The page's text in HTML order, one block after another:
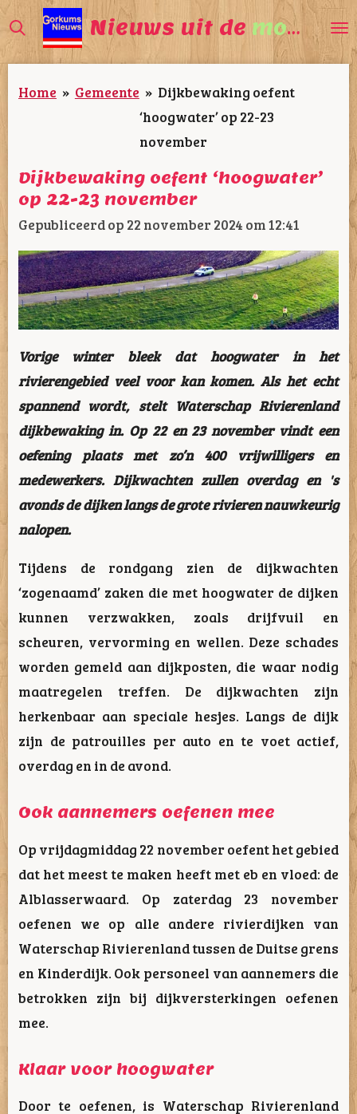
Ga
direct
naar
de
Nieuws uit de mooiste
Home » Gemeente » Dijkbewaking oefent
‘hoogwater’ op 22-23
november
Dijkbewaking oefent ‘hoogwater’
op 22-23 november
Gepubliceerd op 22 november 2024 om 12:41
Vorige winter bleek dat hoogwater in het
rivierengebied veel voor kan komen. Als het echt
spannend wordt, stelt Waterschap Rivierenland
dijkbewaking in. Op 22 en 23 november vindt een
oefening plaats met zo’n 400 vrijwilligers en
medewerkers. Dijkwachten zullen overdag en 's
avonds de dijken langs de grote rivieren nauwkeurig
nalopen.
Tijdens de rondgang zien de dijkwachten
‘zogenaamd’ zaken die met hoogwater de dijken
kunnen verzwakken, zoals drijfvuil en
scheuren, vervorming en wellen. Deze schades
worden gemeld aan dijkposten, die waar nodig
maatregelen treffen. De dijkwachten zijn
herkenbaar aan speciale hesjes. Langs de dijk
zijn de patrouilles per auto en te voet actief,
overdag en in de avond.
Ook aannemers oefenen mee
Op vrijdagmiddag 22 november oefent het gebied
dat het meest te maken heeft met eb en vloed: de
Alblasserwaard. Op zaterdag 23 november
oefenen we op alle andere rivierdijken van
Waterschap Rivierenland tussen de Duitse grens
en Kinderdijk. Ook personeel van aannemers die
betrokken zijn bij dijkversterkingen oefenen
mee.
Klaar voor hoogwater
Door te oefenen, is Waterschap Rivierenland